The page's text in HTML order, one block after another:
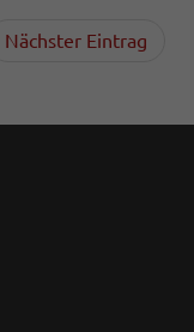
Nächster Eintrag